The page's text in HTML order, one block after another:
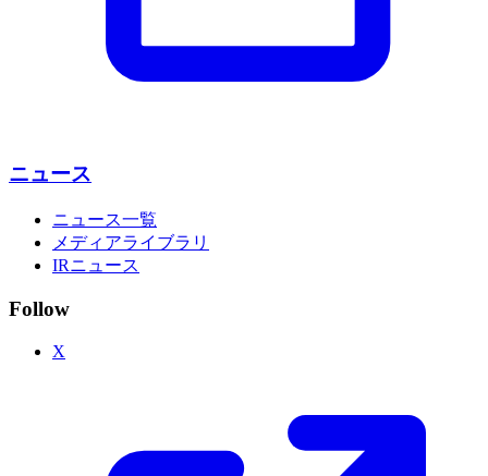
ニュース
ニュース一覧
メディアライブラリ
IRニュース
Follow
X